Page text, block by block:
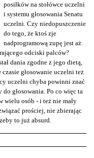
posiłków na stołówce uczelni
i systemu głosowania Senatu
uczelni. Czy niedopuszczenie
do tego, że ktoś zje
nadprogramową zupę jest aż
odciski palców?
dania zgodne z jego dietą,
głosowanie uczelni też
uczelni chyba powinni znać
głosowania. Po co więc ta
wielu osób - i też nie mały
prościej, nie zbierając
to już absurd.